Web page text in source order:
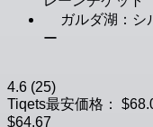
ガルダ湖：シ
ー
4.6 (25)
Tiqets最安価格：
$64.67